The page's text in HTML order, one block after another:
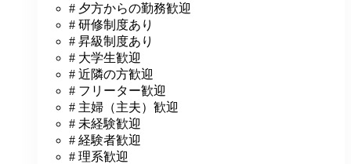
# 夕方からの勤務歓迎
# 研修制度あり
# 昇級制度あり
# 大学生歓迎
# 近隣の方歓迎
# フリーター歓迎
# 主婦（主夫）歓迎
# 未経験歓迎
# 経験者歓迎
# 理系歓迎